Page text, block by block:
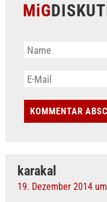
MiG
karakal
19. Dezember 2014